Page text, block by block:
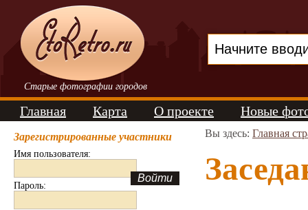
Старые фотографии городов
Главная Карта О проекте Новые
Зарегистрированные участники
Имя пользователя:
Пароль:
Вы здесь: Главная